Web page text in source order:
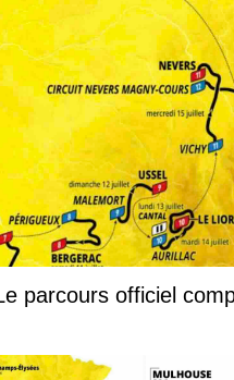
parcours officiel